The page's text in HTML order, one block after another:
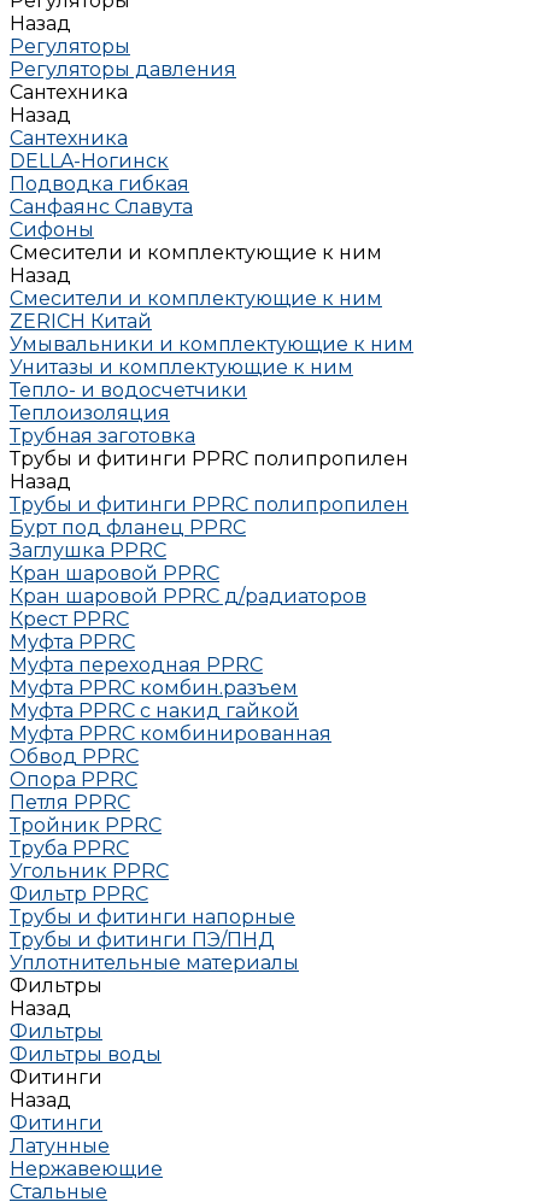
Назад
Регуляторы
Регуляторы давления
Сантехника
Назад
Сантехника
DELLA-Ногинск
Подводка гибкая
Санфаянс Славута
Сифоны
Смесители и комплектующие к ним
Назад
Смесители и комплектующие к ним
ZERICH Китай
Умывальники и комплектующие к ним
Унитазы и комплектующие к ним
Тепло- и водосчетчики
Теплоизоляция
Трубная заготовка
Трубы и фитинги PPRC полипропилен
Назад
Трубы и фитинги PPRC полипропилен
Бурт под фланец РРRC
Заглушка РРRC
Кран шаровой PPRC
Кран шаровой PPRC д/радиаторов
Крест PPRC
Муфта PPRC
Муфта переходная PPRC
Муфта РРRC комбин.разъем
Муфта PPRC с накид гайкой
Муфта РРRC комбинированная
Обвод РРRC
Опора РРRC
Петля РРRC
Тройник РРRC
Труба РРRC
Угольник РРRC
Фильтр PPRC
Трубы и фитинги напорные
Трубы и фитинги ПЭ/ПНД
Уплотнительные материалы
Фильтры
Назад
Фильтры
Фильтры воды
Фитинги
Назад
Фитинги
Латунные
Нержавеющие
Стальные